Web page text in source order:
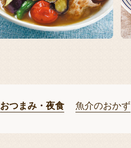
おつまみ・夜食 魚介のおかず